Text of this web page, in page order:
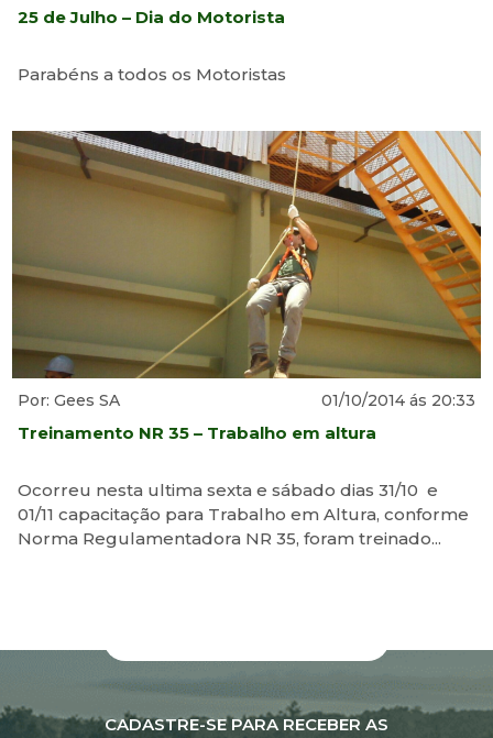
25 de Julho – Dia do Motorista
Parabéns a todos os Motoristas
Por: Gees SA 01/10/2014 ás 20:33
Treinamento NR 35 – Trabalho em altura
Ocorreu nesta ultima sexta e sábado dias 31/10 e
01/11 capacitação para Trabalho em Altura, conforme
Norma Regulamentadora NR 35, foram treinado...
CADASTRE-SE PARA RECEBER AS